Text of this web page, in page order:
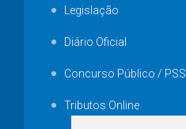
Legislação
Diário Oficial
Concurso Público / PSS
Tributos Online